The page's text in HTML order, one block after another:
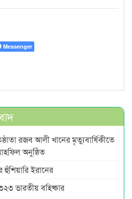
Messenger
রজব আলী খানের মৃত্যুবার্ষিকীতে
অনুষ্ঠিত
ইরানের
ভারতীয় বহিষ্কার